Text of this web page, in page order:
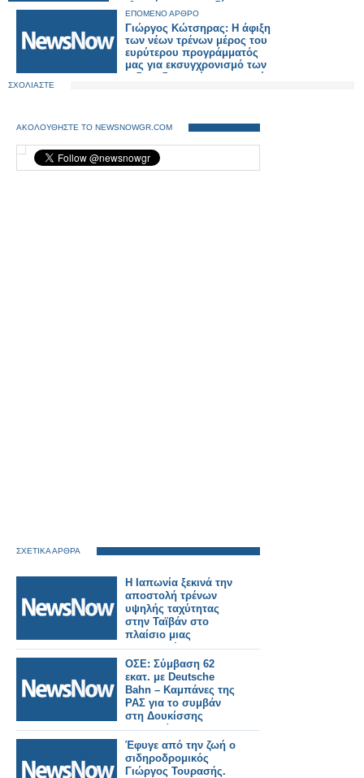
καθυστέρησης της δίκης»
ΕΠΟΜΕΝΟ ΑΡΘΡΟ
Γιώργος Κώτσηρας: Η άφιξη
των νέων τρένων μέρος του
ευρύτερου προγράμματός
μας για εκσυγχρονισμό των
σιδηροδρομικών μεταφορών.
ΣΧΟΛΙΑΣΤΕ
ΑΚΟΛΟΥΘΗΣΤΕ ΤΟ NEWSNOWGR.COM
ΣΧΕΤΙΚΑ ΑΡΘΡΑ
Η Ιαπωνία ξεκινά την
αποστολή τρένων
υψηλής ταχύτητας
στην Ταϊβάν στο
πλαίσιο μιας
σημαντικής
σιδηροδρομικής
παραγγελίας.
ΟΣΕ: Σύμβαση 62
εκατ. με Deutsche
Bahn – Καμπάνες της
ΡΑΣ για το συμβάν
στη Δουκίσσης
Πλακεντίας.
Έφυγε από την ζωή ο
σιδηροδρομικός
Γιώργος Τουρασής.